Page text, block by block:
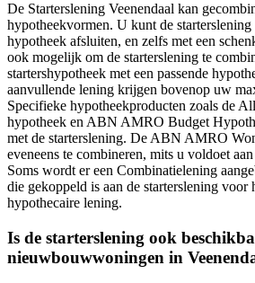
De Starterslening Veenendaal kan
hypotheekvormen. U kunt de starterslening
hypotheek afsluiten, en zelfs met een
ook mogelijk om de starterslening te
startershypotheek met een passende
aanvullende lening krijgen bovenop uw
Specifieke hypotheekproducten zoals de
hypotheek en ABN AMRO Budget
met de starterslening. De ABN AMRO
eveneens te combineren, mits u voldoet
Soms wordt er een Combinatielening
die gekoppeld is aan de starterslening voor
hypothecaire lening.
Is de starterslening ook
nieuwbouwwoningen in